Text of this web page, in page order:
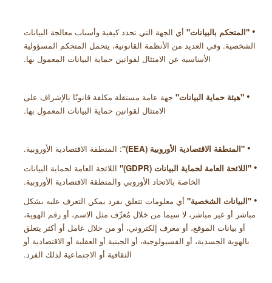
•
"المتحكم بالبيانات" أي الجهة التي تحدد كيفية وأسباب معالجة البيانات
الشخصية. وفي العديد من الأنظمة القانونية، يتحمل المتحكم المسؤولية
الأساسية عن الامتثال لقوانين حماية البيانات المعمول بها.
•
"هيئة حماية البيانات" جهة عامة مستقلة مكلفة قانونًا بالإشراف على
الامتثال لقوانين حماية البيانات المعمول بها.
•
"المنطقة الاقتصادية الأوروبية (EEA
)": المنطقة الاقتصادية الأوروبية.
•
"اللائحة العامة لحماية البيانات (GDPR
)" اللائحة العامة لحماية البيانات
الخاصة بالاتحاد الأوروبي والمنطقة الاقتصادية الأوروبية.
• "البيانات الشخصية" أي معلومات تتعلق بفرد يمكن التعرف عليه بشكل
مباشر أو غير مباشر، لا سيما من خلال مُعرِّف مثل الاسم، أو رقم الهوية،
أو بيانات الموقع، أو معرف إلكتروني، أو من خلال عامل أو أكثر يتعلق
بالهوية الجسدية، أو الفسيولوجية، أو الجينية أو العقلية أو الاقتصادية أو
الثقافية أو الاجتماعية لذلك الفرد.